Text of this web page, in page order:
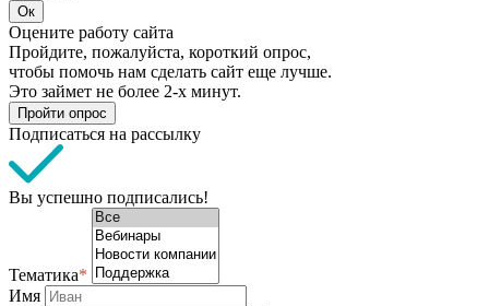
Ок
Оцените работу сайта
Пройдите, пожалуйста, короткий опрос,
чтобы помочь нам сделать сайт еще лучше.
Это займет не более 2-х минут.
Пройти опрос
Подписаться на рассылку
Вы успешно подписались!
Тематика*
Имя